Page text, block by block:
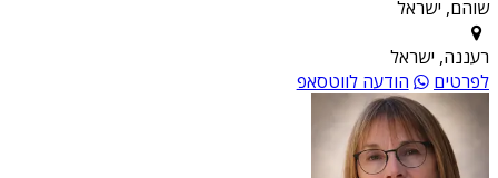
שוהם, ישראל
רעננה, ישראל
לפרטים
הודעה לווטסאפ